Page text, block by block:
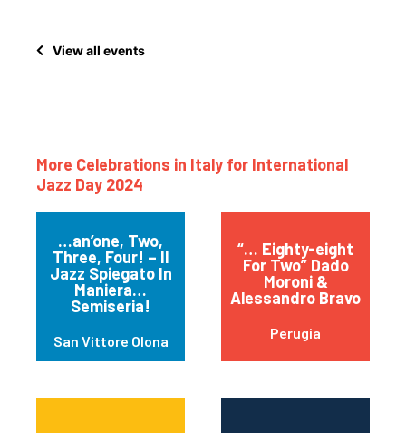
View all events
More Celebrations in Italy for International
Jazz Day 2024
…an’one, Two,
Three, Four! – Il
Jazz Spiegato In
Maniera…
Semiseria!
San Vittore Olona
“… Eighty-eight
For Two” Dado
Moroni &
Alessandro Bravo
Perugia